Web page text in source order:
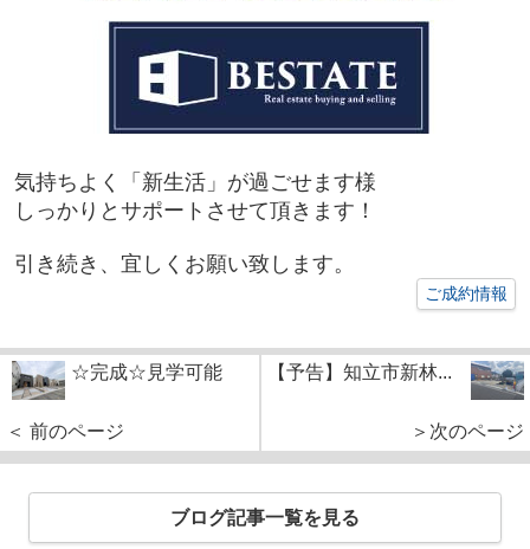
気持ちよく「新生活」が過ごせます様
しっかりとサポートさせて頂きます！
引き続き、宜しくお願い致します。
ご成約情報
☆完成☆見学可能
＜ 前のページ
【予告】知立市新林...
＞次のページ
ブログ記事一覧を見る